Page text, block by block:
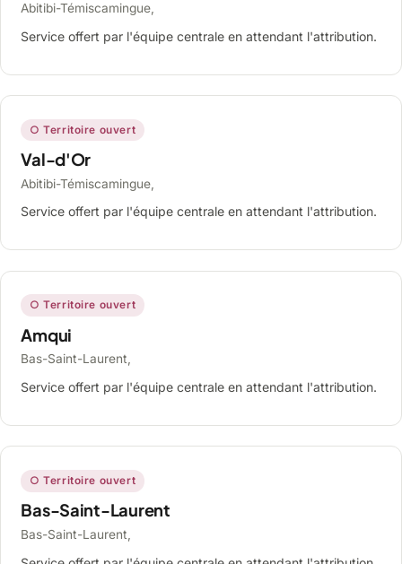
Abitibi-Témiscamingue,
Service offert par l'équipe centrale en attendant l'attribution.
○ Territoire ouvert
Val-d'Or
Abitibi-Témiscamingue,
Service offert par l'équipe centrale en attendant l'attribution.
○ Territoire ouvert
Amqui
Bas-Saint-Laurent,
Service offert par l'équipe centrale en attendant l'attribution.
○ Territoire ouvert
Bas-Saint-Laurent
Bas-Saint-Laurent,